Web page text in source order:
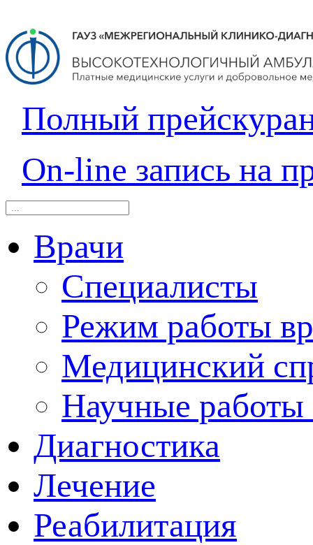
Полный
On-line запись на
Врачи
Специалисты
Режим работы
Медицинский
Научные работы
Диагностика
Лечение
Реабилитация